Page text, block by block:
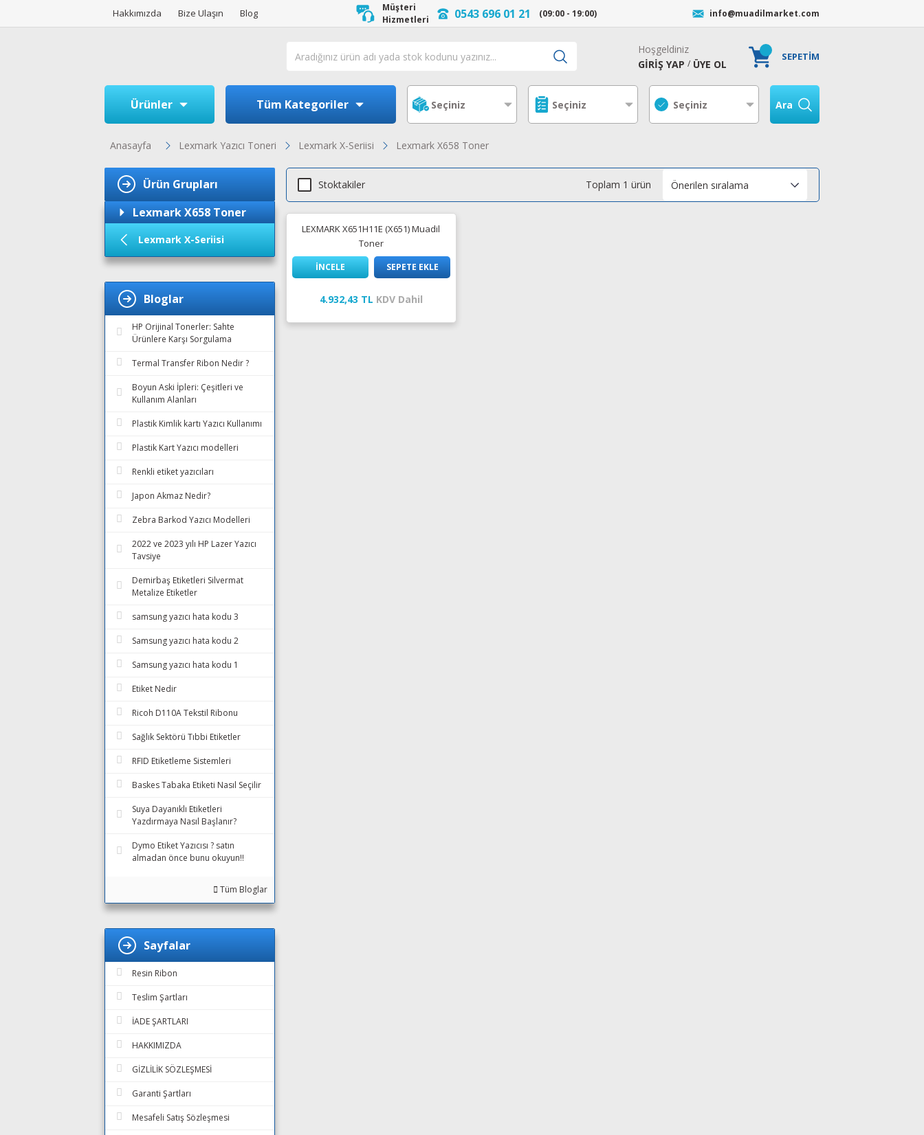
Hakkımızda Bize Ulaşın Blog
Müşteri
Hizmetleri
0543 696 01 21 (09:00 - 19:00) info@muadilmarket.com
Hoşgeldiniz
GİRİŞ YAP / ÜYE OL
SEPETİM
Ürünler Tüm Kategoriler Ara
Anasayfa Lexmark Yazıcı Toneri Lexmark X-Seriisi Lexmark X658 Toner
Ürün Grupları
Lexmark X658 Toner
Lexmark X-Seriisi
Bloglar
HP Orijinal Tonerler: Sahte
Ürünlere Karşı Sorgulama
Termal Transfer Ribon Nedir ?
Boyun Aski İpleri: Çeşitleri ve
Kullanım Alanları
Plastik Kimlik kartı Yazıcı Kullanımı
Plastik Kart Yazıcı modelleri
Renkli etiket yazıcıları
Japon Akmaz Nedir?
Zebra Barkod Yazıcı Modelleri
2022 ve 2023 yılı HP Lazer Yazıcı
Tavsiye
Demirbaş Etiketleri Silvermat
Metalize Etiketler
samsung yazıcı hata kodu 3
Samsung yazıcı hata kodu 2
Samsung yazıcı hata kodu 1
Etiket Nedir
Ricoh D110A Tekstil Ribonu
Sağlık Sektörü Tıbbi Etiketler
RFID Etiketleme Sistemleri
Baskes Tabaka Etiketi Nasıl Seçilir
Suya Dayanıklı Etiketleri
Yazdırmaya Nasıl Başlanır?
Dymo Etiket Yazıcısı ? satın
almadan önce bunu okuyun!!
Tüm Bloglar
Sayfalar
Resin Ribon
Teslim Şartları
İADE ŞARTLARI
HAKKIMIZDA
GİZLİLİK SÖZLEŞMESİ
Garanti Şartları
Mesafeli Satış Sözleşmesi
Stoktakiler Toplam 1 ürün
LEXMARK X651H11E (X651) Muadil
Toner
İNCELE SEPETE EKLE
4.932,43 TL KDV Dahil